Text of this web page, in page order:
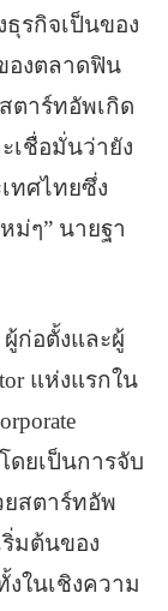
รกิจเป็นของ
องตลาดฟิน
ตาร์ทอัพเกิด
เชื่อมั่นว่ายัง
ทศไทยซึ่ง
ม่ๆ” นายฐา
ก่อตั้งและผู้
แห่งแรกใน
ดยเป็นการจับ
ยสตาร์ทอัพ
ริ่มต้นของ
ในเชิงความ